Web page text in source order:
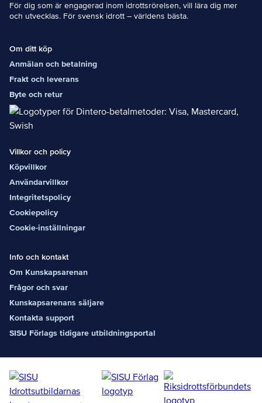
För dig som är engagerad inom idrottsrörelsen, vill lära dig mer
och utvecklas. För svensk idrott – världens bästa.
Om ditt köp
Anmälan och betalning
Frakt och leverans
Byte och retur
Villkor och policy
Köpvillkor
Användarvillkor
Integritetspolicy
Cookiepolicy
Cookie-inställningar
Info och kontakt
Om Kunskapsarenan
Frågor och svar
Kunskapsarenans säljare
Kontakta support
SISU Förlags tidigare utbildningsportal